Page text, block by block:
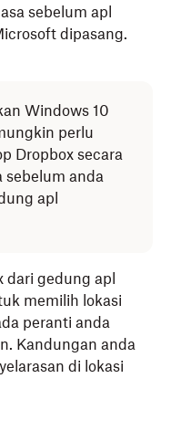
sebelum apl
dipasang.
Windows 10
perlu
Dropbox secara
sebelum anda
apl
dari gedung apl
memilih lokasi
peranti anda
Kandungan anda
di lokasi